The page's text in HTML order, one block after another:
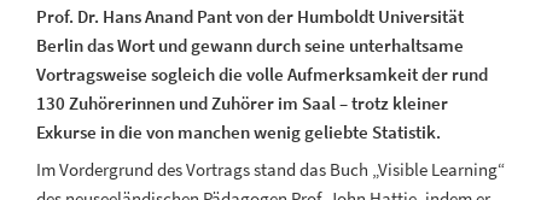
Prof. Dr. Hans Anand Pant von der Humboldt Universität
Berlin das Wort und gewann durch seine unterhaltsame
Vortragsweise sogleich die volle Aufmerksamkeit der rund
130 Zuhörerinnen und Zuhörer im Saal – trotz kleiner
Exkurse in die von manchen wenig geliebte Statistik.
Im Vordergrund des Vortrags stand das Buch „Visible Learning“